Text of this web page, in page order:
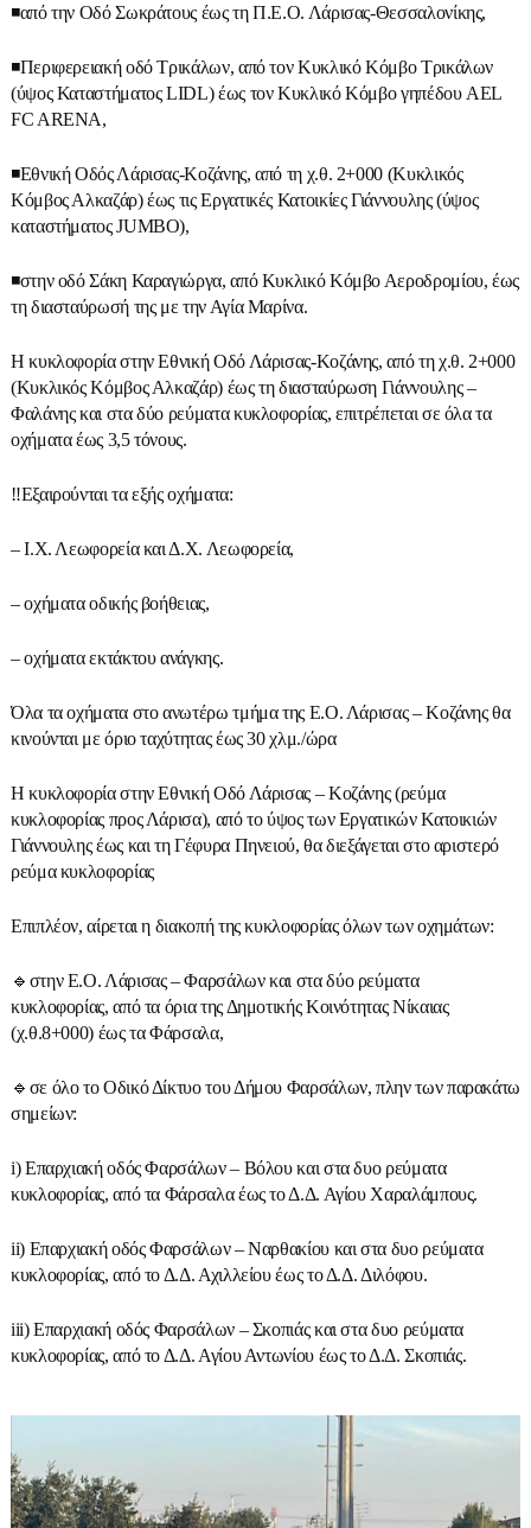
◾από την Οδό Σωκράτους έως τη Π.Ε.Ο. Λάρισας-Θεσσαλονίκης,
◾Περιφερειακή οδό Τρικάλων, από τον Κυκλικό Κόμβο Τρικάλων
(ύψος Καταστήματος LIDL) έως τον Κυκλικό Κόμβο γηπέδου AEL
FC ARENA,
◾Εθνική Οδός Λάρισας-Κοζάνης, από τη χ.θ. 2+000 (Κυκλικός
Κόμβος Αλκαζάρ) έως τις Εργατικές Κατοικίες Γιάννουλης (ύψος
καταστήματος JUMBO),
◾στην οδό Σάκη Καραγιώργα, από Κυκλικό Κόμβο Αεροδρομίου, έως
τη διασταύρωσή της με την Αγία Μαρίνα.
Η κυκλοφορία στην Εθνική Οδό Λάρισας-Κοζάνης, από τη χ.θ. 2+000
(Κυκλικός Κόμβος Αλκαζάρ) έως τη διασταύρωση Γιάννουλης –
Φαλάνης και στα δύο ρεύματα κυκλοφορίας, επιτρέπεται σε όλα τα
οχήματα έως 3,5 τόνους.
‼Eξαιρούνται τα εξής οχήματα:
– Ι.Χ. Λεωφορεία και Δ.Χ. Λεωφορεία,
– οχήματα οδικής βοήθειας,
– οχήματα εκτάκτου ανάγκης.
Όλα τα οχήματα στο ανωτέρω τμήμα της Ε.Ο. Λάρισας – Κοζάνης θα
κινούνται με όριο ταχύτητας έως 30 χλμ./ώρα
Η κυκλοφορία στην Εθνική Οδό Λάρισας – Κοζάνης (ρεύμα
κυκλοφορίας προς Λάρισα), από το ύψος των Εργατικών Κατοικιών
Γιάννουλης έως και τη Γέφυρα Πηνειού, θα διεξάγεται στο αριστερό
ρεύμα κυκλοφορίας
Επιπλέον, αίρεται η διακοπή της κυκλοφορίας όλων των οχημάτων:
🔹στην Ε.Ο. Λάρισας – Φαρσάλων και στα δύο ρεύματα
κυκλοφορίας, από τα όρια της Δημοτικής Κοινότητας Νίκαιας
(χ.θ.8+000) έως τα Φάρσαλα,
🔹σε όλο το Οδικό Δίκτυο του Δήμου Φαρσάλων, πλην των παρακάτω
σημείων:
i) Επαρχιακή οδός Φαρσάλων – Βόλου και στα δυο ρεύματα
κυκλοφορίας, από τα Φάρσαλα έως το Δ.Δ. Αγίου Χαραλάμπους.
ii) Επαρχιακή οδός Φαρσάλων – Ναρθακίου και στα δυο ρεύματα
κυκλοφορίας, από το Δ.Δ. Αχιλλείου έως το Δ.Δ. Διλόφου.
iii) Επαρχιακή οδός Φαρσάλων – Σκοπιάς και στα δυο ρεύματα
κυκλοφορίας, από το Δ.Δ. Αγίου Αντωνίου έως το Δ.Δ. Σκοπιάς.